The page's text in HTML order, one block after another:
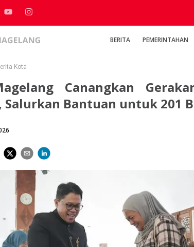
BERITA PEMERINTAHAN
Kota
Canangkan
Salurkan Bantuan untuk 201